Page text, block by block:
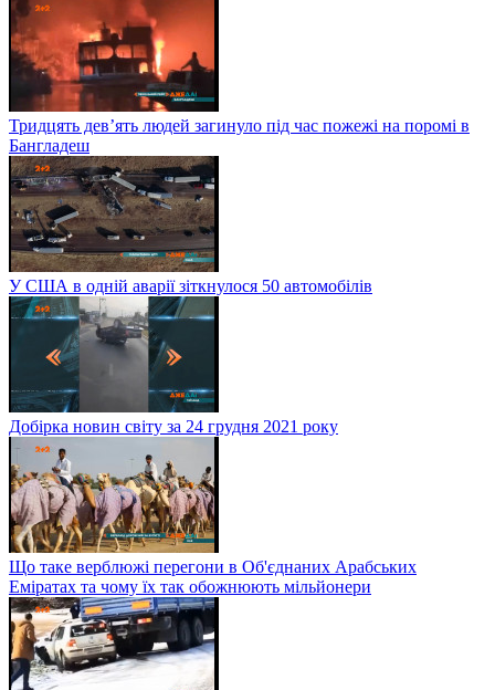
Тридцять дев’ять людей загинуло під час пожежі на поромі в
Бангладеш
У США в одній аварії зіткнулося 50 автомобілів
Добірка новин світу за 24 грудня 2021 року
Що таке верблюжі перегони в Об'єднаних Арабських
Еміратах та чому їх так обожнюють мільйонери